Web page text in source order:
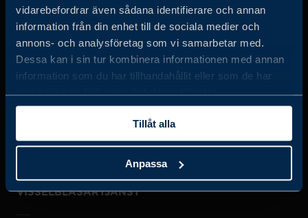
vidarebefordrar även sådana identifierare och annan
information från din enhet till de sociala medier och
annons- och analysföretag som vi samarbetar med.
Dessa kan i sin tur kombinera informationen med annan
information som du har tillhandahållit eller som de har
samlat in när du har använt deras tjänster.
Tillåt alla
Anpassa
JOBBA HOS OSS
OM OSS
VISSELBLÅSARTJÄNST